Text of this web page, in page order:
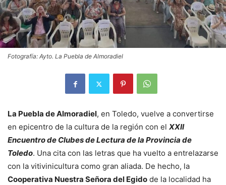
Fotografía: Ayto. La Puebla de Almoradiel
La Puebla de Almoradiel, en Toledo, vuelve a convertirse
en epicentro de la cultura de la región con el XXII
Encuentro de Clubes de Lectura de la Provincia de
Toledo. Una cita con las letras que ha vuelto a entrelazarse
con la vitivinicultura como gran aliada. De hecho, la
Cooperativa Nuestra Señora del Egido de la localidad ha